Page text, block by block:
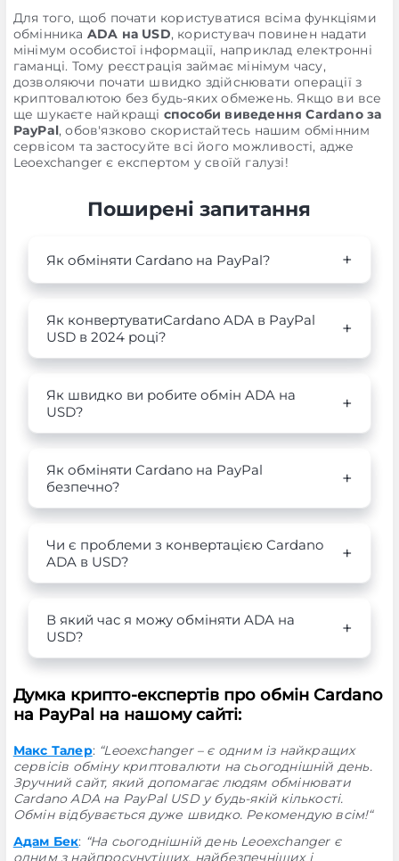
Для того, щоб почати користуватися всіма функціями
обмінника ADA на USD, користувач повинен надати
мінімум особистої інформації, наприклад електронні
гаманці. Тому реєстрація займає мінімум часу,
дозволяючи почати швидко здійснювати операції з
криптовалютою без будь-яких обмежень. Якщо ви все
ще шукаєте найкращі способи виведення Cardano за
PayPal, обов'язково скористайтесь нашим обмінним
сервісом та застосуйте всі його можливості, адже
Leoexchanger є експертом у своїй галузі!
Поширені запитання
Як обміняти Cardano на PayPal?
Як конвертуватиCardano ADA в PayPal
USD в 2024 році?
Як швидко ви робите обмін ADA на
USD?
Як обміняти Cardano на PayPal
безпечно?
Чи є проблеми з конвертацією Cardano
ADA в USD?
В який час я можу обміняти ADA на
USD?
Думка крипто-експертів про обмін Cardano
на PayPal на нашому сайті:
Макс Талер: “Leoexchanger – є одним із найкращих
сервісів обміну криптовалюти на сьогоднішній день.
Зручний сайт, який допомагає людям обмінювати
Cardano ADA на PayPal USD у будь-якій кількості.
Обмін відбувається дуже швидко. Рекомендую всім!“
Адам Бек: “На сьогоднішній день Leoexchanger є
одним з найпросунутіших, найбезпечніших і